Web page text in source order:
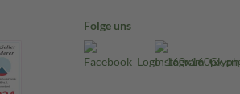
Folge uns